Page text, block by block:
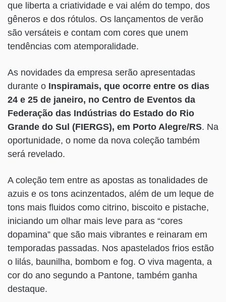
que liberta a criatividade e vai além do tempo, dos
gêneros e dos rótulos. Os lançamentos de verão
são versáteis e contam com cores que unem
tendências com atemporalidade.
As novidades da empresa serão apresentadas
durante o Inspiramais, que ocorre entre os dias
24 e 25 de janeiro, no Centro de Eventos da
Federação das Indústrias do Estado do Rio
Grande do Sul (FIERGS), em Porto Alegre/RS. Na
oportunidade, o nome da nova coleção também
será revelado.
A coleção tem entre as apostas as tonalidades de
azuis e os tons acinzentados, além de um leque de
tons mais fluidos como citrino, biscoito e pistache,
iniciando um olhar mais leve para as “cores
dopamina” que são mais vibrantes e reinaram em
temporadas passadas. Nos apastelados frios estão
o lilás, baunilha, bombom e fog. O viva magenta, a
cor do ano segundo a Pantone, também ganha
destaque.